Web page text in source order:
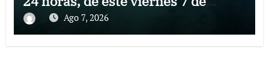
agosto 2026
Ago 7, 2026